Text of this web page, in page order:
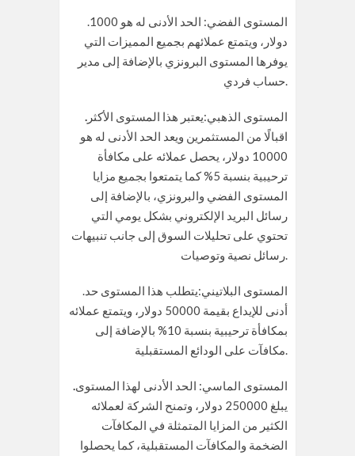
.المستوى الفضي: الحد الأدنى له هو 1000
دولار، ويتمتع عملائهم بجميع المميزات التي
يوفرها المستوى البرونزي بالإضافة إلى مدير
حساب فردي.
. المستوى الذهبي:يعتبر هذا المستوى الأكثر
اقبالًا من المستثمرين ويعد الحد الأدنى له هو
10000 دولار، يحصل عملائه على مكافأة
ترحيبية بنسبة 5% كما يتمتعوا بجميع مزايا
المستوى الفضي والبرونزي، بالإضافة إلى
رسائل البريد الإلكتروني بشكل يومي التي
تحتوي على تحليلات السوق إلى جانب تنبيهات
رسائل نصية وتوصيات.
.المستوى البلاتيني:يتطلب هذا المستوى حد
أدنى للإيداع بقيمة 50000 دولار، ويتمتع عملائه
بمكافأة ترحيبية بنسبة 10% بالإضافة إلى
مكافآت على الودائع المستقبلية.
.المستوى الماسي: الحد الأدنى لهذا المستوى
يبلغ 250000 دولار، وتمنح الشركة لعملائه
الكثير من المزايا المتمثلة في المكافآت
الضخمة والمكافآت المستقبلية، كما يحصلوا